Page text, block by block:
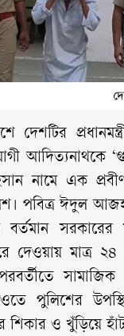
দেশটির
আদিত্যনাথকে
নামে এক
পবিত্র ঈদুল
বর্তমান সরকারের
দেওয়ায় মাত্র ২৪
সামাজিক
পুলিশের
শিকার ও খুঁড়িয়ে